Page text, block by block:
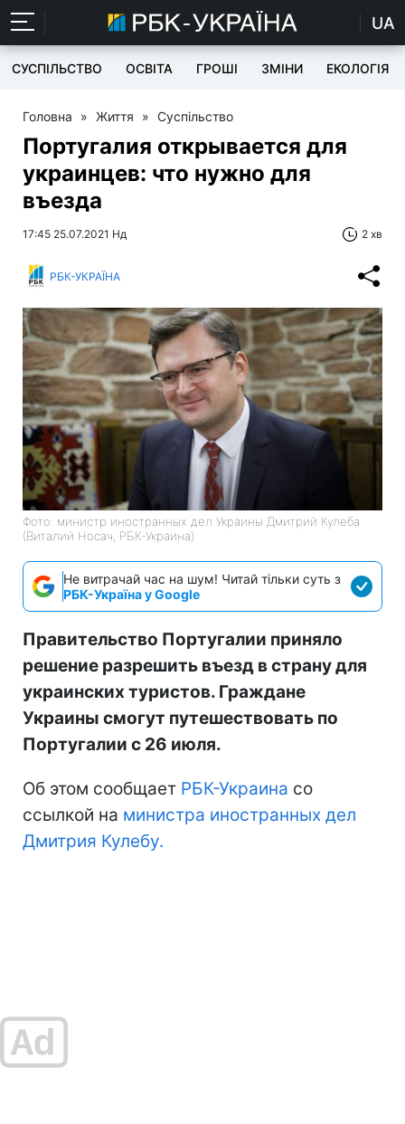
UA
СУСПІЛЬСТВО ОСВІТА ГРОШІ ЗМІНИ ЕКОЛОГІЯ
Головна » Життя » Суспільство
Португалия открывается для
украинцев: что нужно для
въезда
17:45 25.07.2021 Нд 2 хв
РБК-УКРАЇНА
Фото: министр иностранных дел Украины Дмитрий Кулеба
(Виталий Носач, РБК-Украина)
Не витрачай час на шум! Читай тільки суть з
РБК-Україна у Google
Правительство Португалии приняло
решение разрешить въезд в страну для
украинских туристов. Граждане
Украины смогут путешествовать по
Португалии с 26 июля.
Об этом сообщает РБК-Украина со
ссылкой на министра иностранных дел
Дмитрия Кулебу.